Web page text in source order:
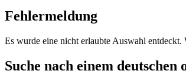
Fehlermeldung
Es wurde eine nicht erlaubte Auswahl
Suche nach einem deutschen